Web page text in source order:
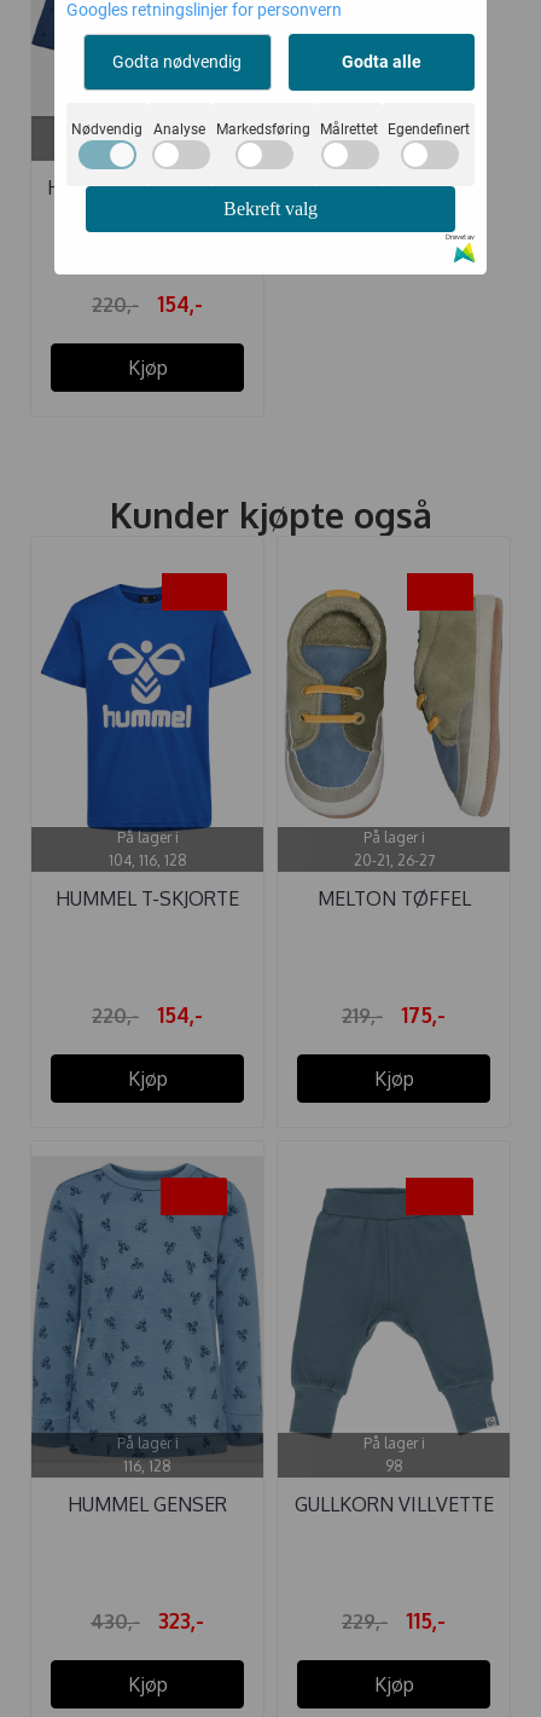
På lager i
80
HUMMEL BODY BEESY
220,- 154,-
Kjøp
Kunder kjøpte også
På lager i
104, 116, 128
HUMMEL T-SKJORTE
220,- 154,-
Kjøp
På lager i
20-21, 26-27
MELTON TØFFEL
219,- 175,-
Kjøp
På lager i
116, 128
HUMMEL GENSER
430,- 323,-
Kjøp
På lager i
98
GULLKORN VILLVETTE
229,- 115,-
Kjøp
Googles retningslinjer for personvern
Godta nødvendig Godta alle
Nødvendig Analyse Markedsføring Målrettet Egendefinert
Bekreft valg
Drevet av